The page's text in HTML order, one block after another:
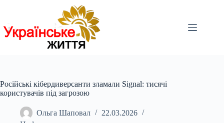
Російські кібердиверсанти зламали Signal: тисячі
користувачів під загрозою
Ольга Шаповал
22.03.2026